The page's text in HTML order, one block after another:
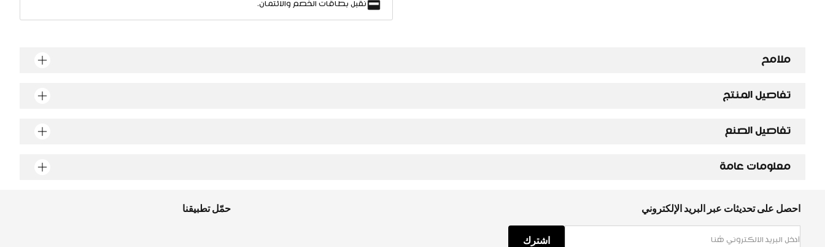
نقبل بطاقات الخصم والائتمان.
ملامح
تفاصيل المنتج
تفاصيل الصنع
معلومات عامة
احصل على تحديثات عبر البريد الإلكتروني
اشترك
حمّل تطبيقنا